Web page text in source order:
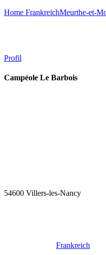
Home FrankreichMeurthe-et-
Profil
Campéole Le Barbois
54600 Villers-les-Nancy
Frankreich